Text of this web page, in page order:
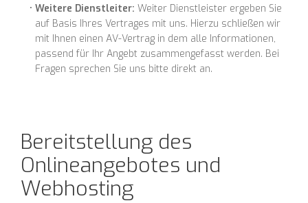
Weitere Dienstleiter: Weiter Dienstleister ergeben Sie
auf Basis Ihres Vertrages mit uns. Hierzu schließen wir
mit Ihnen einen AV-Vertrag in dem alle Informationen,
passend für Ihr Angebt zusammengefasst werden. Bei
Fragen sprechen Sie uns bitte direkt an.
Bereitstellung des
Onlineangebotes und
Webhosting